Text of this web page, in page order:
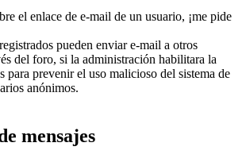
el enlace de e-mail de un usuario, ¡me pide
pueden enviar e-mail a otros
del foro, si la administración habilitara la
para prevenir el uso malicioso del sistema de
anónimos.
mensajes